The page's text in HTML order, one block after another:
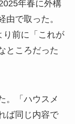
年春に外構
由で取った。
り前に「これが
ところだった
。「ハウスメ
ば同じ内容で